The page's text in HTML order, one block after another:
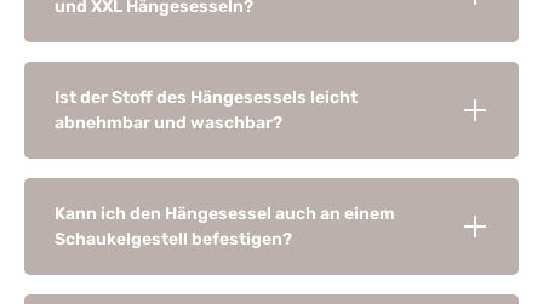
und XXL Hängesesseln?
Ist der Stoff des Hängesessels leicht
abnehmbar und waschbar?
Kann ich den Hängesessel auch an einem
Schaukelgestell befestigen?